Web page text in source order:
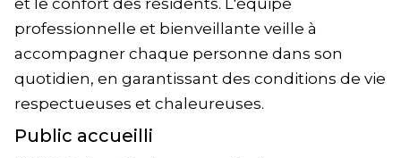
et le confort des résidents. L'équipe
professionnelle et bienveillante veille à
accompagner chaque personne dans son
quotidien, en garantissant des conditions de vie
respectueuses et chaleureuses.
Public accueilli